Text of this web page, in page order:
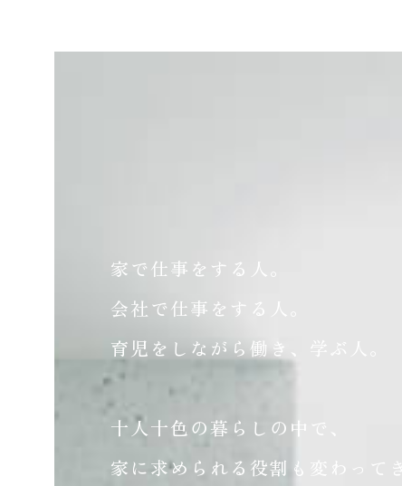
家で仕事をする人。
会社で仕事をする人。
育児をしながら働き、学ぶ人。
十人十色の暮らしの中で、
家に求められる役割も変わって